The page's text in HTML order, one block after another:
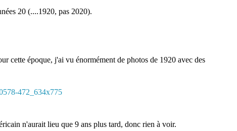
20 (....1920, pas 2020).
cette époque, j'ai vu énormément de photos de 1920 avec des
n'aurait lieu que 9 ans plus tard, donc rien à voir.